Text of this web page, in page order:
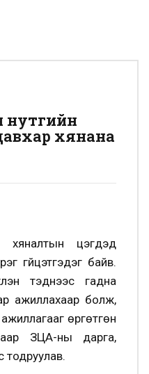
нутгийн
хянана
цэгүүдэд
гүйцэтгэдэг байв.
тэднээс гадна
ажиллахаар болж,
өргөтгөн
ЗЦА-ны дарга,
тодруулав.